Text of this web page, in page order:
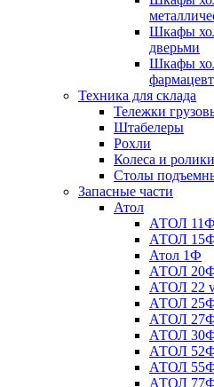
Шкафы
дверьми
Шкафы
Техника для склада
Тележки
Штабелеры
Рохли
Колеса и ролики
Столы
Запасные части
Атол
АТОЛ 11Ф
АТОЛ
Атол 1Ф
АТОЛ
АТОЛ 22
АТОЛ
АТОЛ
АТОЛ
АТОЛ
АТОЛ
АТОЛ